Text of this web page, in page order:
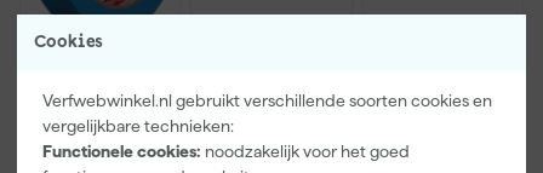
Cookies
Verfwebwinkel.nl gebruikt verschillende soorten cookies en
vergelijkbare technieken:
Functionele cookies: noodzakelijk voor het goed
3307-24
Afplaktape
Buitengebruik
Morgen
DELTA/9 P120
Schuurpapier
- Granat (10st)
Morgen
Voordeel
Morgen